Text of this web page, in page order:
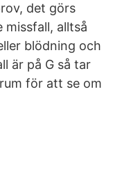
det görs
alltså
blödning och
är på G så tar
för att se om